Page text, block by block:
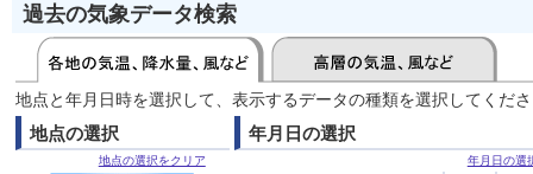
過去の気象データ検索
地点と年月日時を選択して、表示するデータの種類を選択してくだ
地点の選択
地点の選択をクリア
年月日の選択
年月日の選